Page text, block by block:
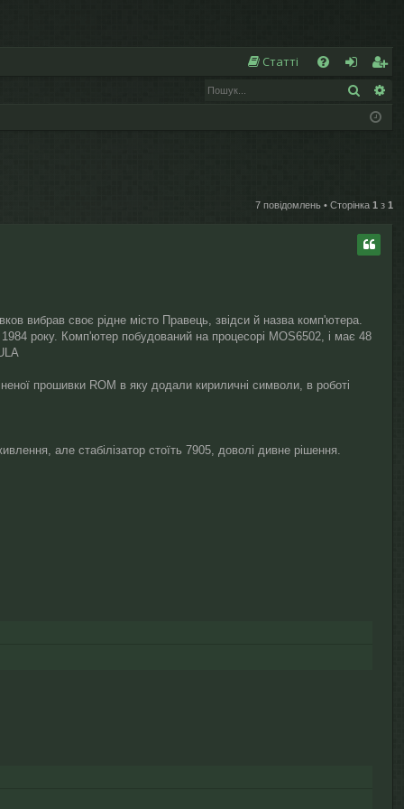
Статті
м
хі
еє
ст
ці
я
Пошук
7 повідомлень • Сторінка 1 з 1
вибрав своє рідне місто Правець, звідси й назва комп'ютера.
року. Комп'ютер побудований на процесорі MOS6502, і має 48
прошивки ROM в яку додали кириличні символи, в роботі
але стабілізатор стоїть 7905, доволі дивне рішення.